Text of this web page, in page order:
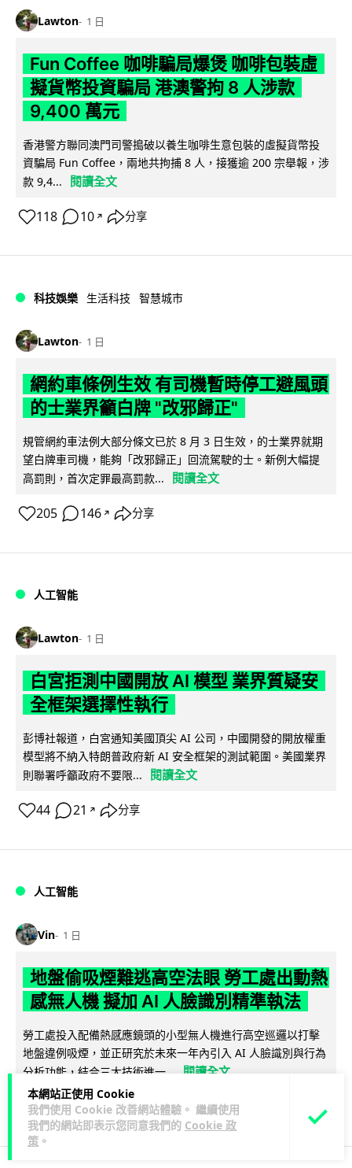
本網站正使用 Cookie
我們使用 Cookie 改善網站體驗。 繼續使用
我們的網站即表示您同意我們的 Cookie 政
策 。
Lawton 1 日
Fun Coffee 咖啡騙局爆煲 咖啡包裝虛
擬貨幣投資騙局 港澳警拘 8 人涉款
9,400 萬元
香港警方聯同澳門司警搗破以養生咖啡生意包裝的虛擬貨幣投
資騙局 Fun Coffee，兩地共拘捕 8 人，接獲逾 200 宗舉報，涉
款 9,4...
閱讀全文
118 10 ↗ 分享
科技娛樂 生活科技 智慧城市
Lawton 1 日
網約車條例生效 有司機暫時停工避風頭
的士業界籲白牌 "改邪歸正"
規管網約車法例大部分條文已於 8 月 3 日生效，的士業界就期
望白牌車司機，能夠「改邪歸正」回流駕駛的士。新例大幅提
高罰則，首次定罪最高罰款...
閱讀全文
205 146 ↗ 分享
人工智能
Lawton 1 日
白宮拒測中國開放 AI 模型 業界質疑安
全框架選擇性執行
彭博社報道，白宮通知美國頂尖 AI 公司，中國開發的開放權重
模型將不納入特朗普政府新 AI 安全框架的測試範圍。美國業界
則聯署呼籲政府不要限...
閱讀全文
44 21 ↗ 分享
人工智能
Vin 1 日
地盤偷吸煙難逃高空法眼 勞工處出動熱
感無人機 擬加 AI 人臉識別精準執法
勞工處投入配備熱感應鏡頭的小型無人機進行高空巡邏以打擊
地盤違例吸煙，並正研究於未來一年內引入 AI 人臉識別與行為
分析功能，結合三大技術進一... 閱讀全文
246 57 ↗ 分享